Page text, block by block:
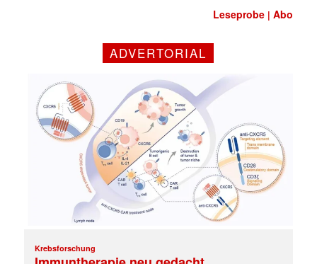
✕
Leseprobe |Abo
ADVERTORIAL
Krebsforschung